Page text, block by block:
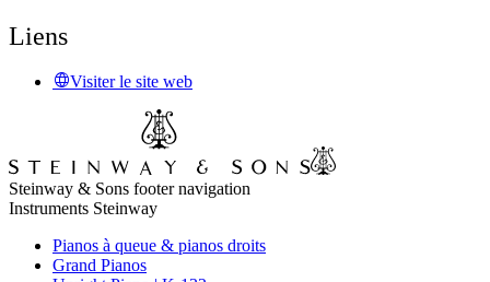
Liens
Visiter le site web
Steinway & Sons footer navigation
Instruments Steinway
Pianos à queue & pianos droits
Grand Pianos